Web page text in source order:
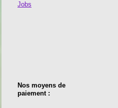
Jobs
Nos moyens de
paiement :